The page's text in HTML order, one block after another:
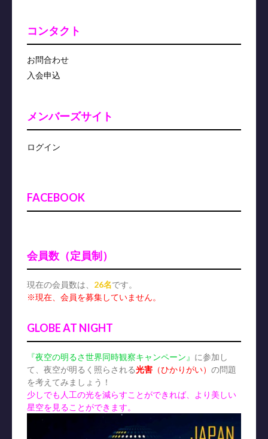
コンタクト
お問合わせ
入会申込
メンバーズサイト
ログイン
FACEBOOK
会員数（定員制）
現在の会員数は、 26名です。
※現在、会員を募集していません。
GLOBE AT NIGHT
『夜空の明るさ世界同時観察キャンペーン』 に参加し
て、夜空が明るく照らされる光害 （ひかりがい） の問題
を考えてみましょう！
少しでも人工の光を減らすことができれば、より美しい
星空を見ることができます。